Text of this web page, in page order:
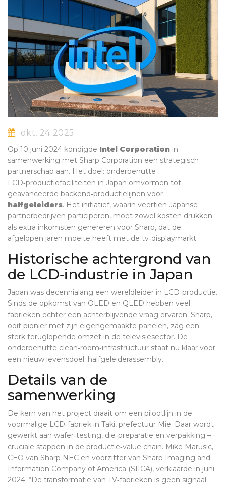
okt, 24 2025
Op 10 juni 2024 kondigde Intel Corporation in
samenwerking met Sharp Corporation een strategisch
partnerschap aan. Het doel: onderbenutte
LCD‑productiefaciliteiten in Japan omvormen tot
geavanceerde backend‑productielijnen voor
halfgeleiders. Het initiatief, waarin veertien Japanse
partnerbedrijven participeren, moet zowel kosten drukken
als extra inkomsten genereren voor Sharp, dat de
afgelopen jaren moeite heeft met de tv‑displaymarkt.
Historische achtergrond van
de LCD‑industrie in Japan
Japan was decennialang een wereldleider in LCD‑productie.
Sinds de opkomst van OLED en QLED hebben veel
fabrieken echter een achterblijvende vraag ervaren. Sharp,
ooit pionier met zijn eigengemaakte panelen, zag een
sterk teruglopende omzet in de televisiesector. De
onderbenutte clean‑room‑infrastructuur staat nu klaar voor
een nieuw levensdoel: halfgeleiderassembly.
Details van de
samenwerking
De kern van het project draait om een pilootlijn in de
voormalige LCD‑fabriek in Taki, prefectuur Mie. Daar wordt
gewerkt aan wafer‑testing, die‑preparatie en verpakking –
cruciale stappen in de productie‑value chain. Mike Marusic,
CEO van Sharp NEC en voorzitter van Sharp Imaging and
Information Company of America (SIICA), verklaarde in juni
2024: “De transformatie van TV‑fabrieken is geen signaal